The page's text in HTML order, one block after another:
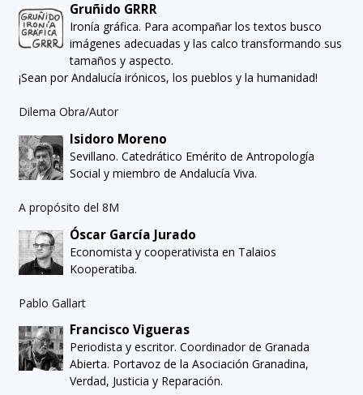
Gruñido GRRR
Ironía gráfica. Para acompañar los textos busco
imágenes adecuadas y las calco transformando sus
tamaños y aspecto.
¡Sean por Andalucía irónicos, los pueblos y la humanidad!
Dilema Obra/Autor
Isidoro Moreno
Sevillano. Catedrático Emérito de Antropología
Social y miembro de Andalucía Viva.
A propósito del 8M
Óscar García Jurado
Economista y cooperativista en Talaios
Kooperatiba.
Pablo Gallart
Francisco Vigueras
Periodista y escritor. Coordinador de Granada
Abierta. Portavoz de la Asociación Granadina,
Verdad, Justicia y Reparación.